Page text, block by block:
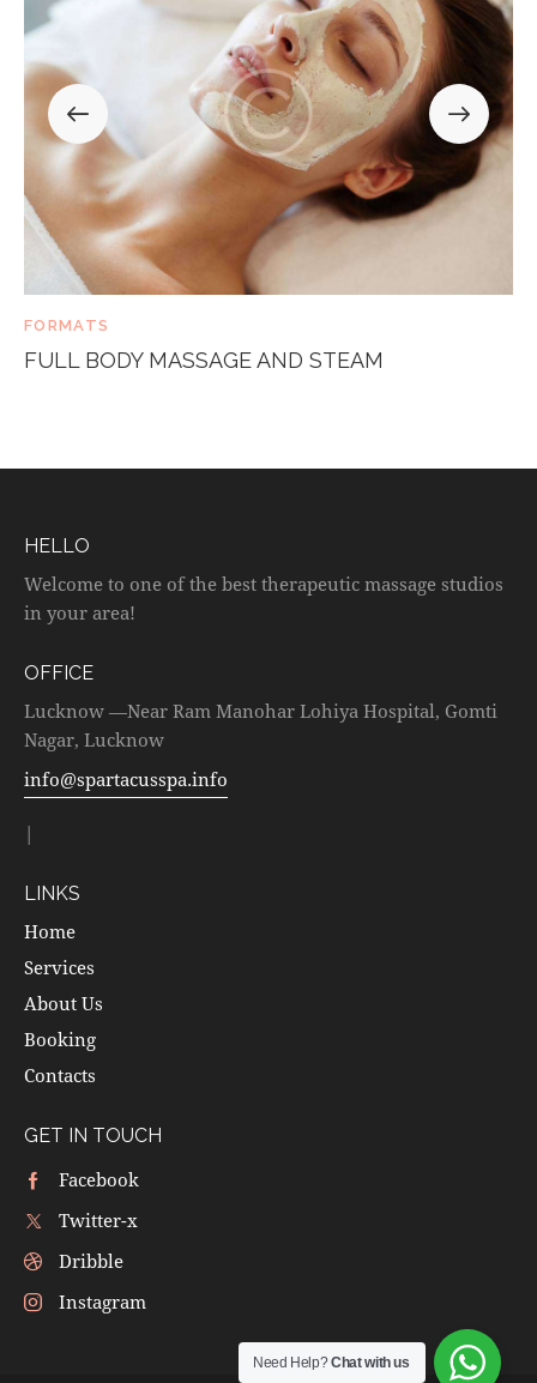
FORMATS
FULL BODY MASSAGE AND STEAM
HELLO
Welcome to one of the best therapeutic massage studios
in your area!
OFFICE
Lucknow —Near Ram Manohar Lohiya Hospital, Gomti
Nagar, Lucknow
info@spartacusspa.info
|
LINKS
Home
Services
About Us
Booking
Contacts
GET IN TOUCH
Facebook
Twitter-x
Dribble
Instagram
Need Help?Chat with us